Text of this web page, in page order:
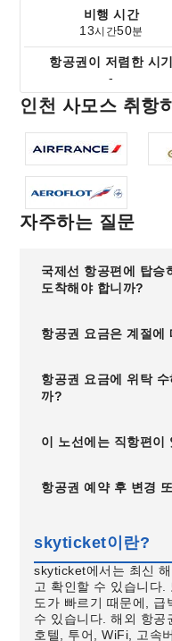
비행 시간
13시간50분
항공권이 저렴한 시기
-
인천 사모스 취항
자주하는 질문
국제선 항공편에 탑승
도착해야 합니까?
항공권 요금은 계절에
항공권 요금에 위탁
까?
이 노선에는 직항편이
항공권 예약 후 변경
skyticket이란?
skyticket에서는 최신
고 확인할 수 있습니다
도가 빠르기 때문에,
수 있습니다. 해외 항공
호텔, 투어, WiFi, 고속